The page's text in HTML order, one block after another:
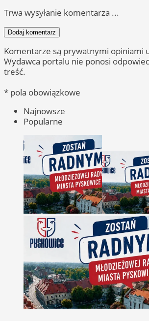
Trwa wysyłanie komentarza ...
Dodaj komentarz
Komentarze są prywatnymi opiniami
Wydawca portalu nie ponosi
treść.
* pola obowiązkowe
Najnowsze
Popularne